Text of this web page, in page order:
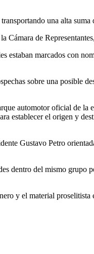
una alta
Cámara de
estaban marcados con
sobre una posible
automotor oficial de la
establecer el origen y
Gustavo Petro
dentro del mismo grupo
y el material